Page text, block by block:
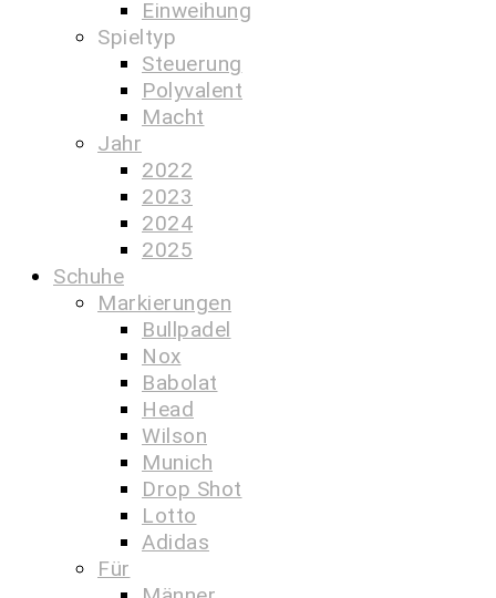
Einweihung
Spieltyp
Steuerung
Polyvalent
Macht
Jahr
2022
2023
2024
2025
Schuhe
Markierungen
Bullpadel
Nox
Babolat
Head
Wilson
Munich
Drop Shot
Lotto
Adidas
Für